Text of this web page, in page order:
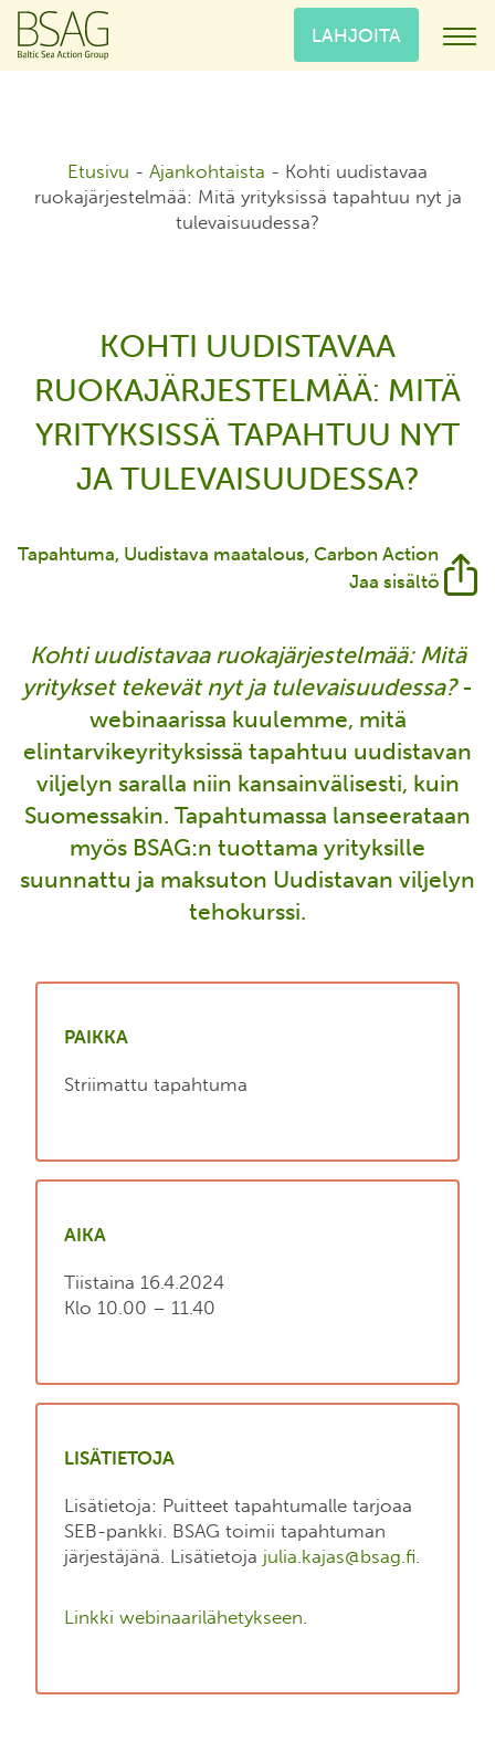
LAHJOITA
Etusivu - Ajankohtaista - Kohti uudistavaa
ruokajärjestelmää: Mitä yrityksissä tapahtuu nyt ja
tulevaisuudessa?
KOHTI UUDISTAVAA
RUOKAJÄRJESTELMÄÄ: MITÄ
YRITYKSISSÄ TAPAHTUU NYT
JA TULEVAISUUDESSA?
Tapahtuma Uudistava maatalous Carbon Action
Jaa sisältö
Kohti uudistavaa ruokajärjestelmää: Mitä
yritykset tekevät nyt ja tulevaisuudessa?-
webinaarissa kuulemme, mitä
elintarvikeyrityksissä tapahtuu uudistavan
viljelyn saralla niin kansainvälisesti, kuin
Suomessakin. Tapahtumassa lanseerataan
myös BSAG:n tuottama yrityksille
suunnattu ja maksuton Uudistavan viljelyn
tehokurssi.
PAIKKA
Striimattu tapahtuma
AIKA
Tiistaina 16.4.2024
Klo 10.00 – 11.40
LISÄTIETOJA
Lisätietoja: Puitteet tapahtumalle tarjoaa
SEB-pankki. BSAG toimii tapahtuman
järjestäjänä. Lisätietoja julia.kajas@bsag.fi
Linkki webinaarilähetykseen